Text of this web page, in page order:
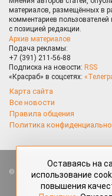
материалов, размещённых в
комментариев
с позицией редакции.
Архив материалов
Подача рекламы:
+7 (391) 211-56-88
Подписка на новости: RSS
«Красраб» в соцсетях:
Карта сайта
Все новости
Правила общения
Политика
Все права защищены.
«Красраб.ру»
и читателями, являются
Оставаясь на
использование
повышения